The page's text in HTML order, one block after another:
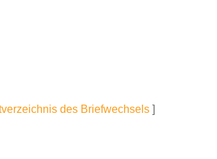
des Briefwechsels ]